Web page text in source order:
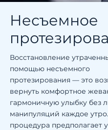
Несъемное
Восстановление
помощью несъемного
протезирования — это
вернуть комфортное
гармоничную улыбку без
манипуляций каждое
процедура предполагает